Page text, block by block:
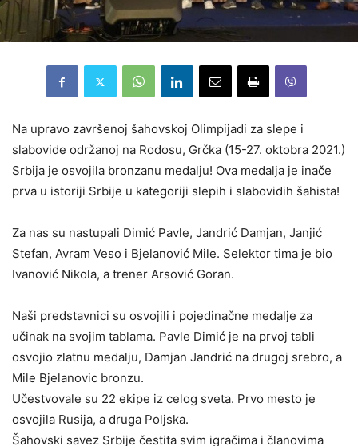
Na upravo završenoj šahovskoj Olimpijadi za slepe i
slabovide održanoj na Rodosu, Grčka (15-27. oktobra 2021.)
Srbija je osvojila bronzanu medalju! Ova medalja je inače
prva u istoriji Srbije u kategoriji slepih i slabovidih šahista!
Za nas su nastupali Dimić Pavle, Jandrić Damjan, Janjić
Stefan, Avram Veso i Bjelanović Mile. Selektor tima je bio
Ivanović Nikola, a trener Arsović Goran.
Naši predstavnici su osvojili i pojedinačne medalje za
učinak na svojim tablama. Pavle Dimić je na prvoj tabli
osvojio zlatnu medalju, Damjan Jandrić na drugoj srebro, a
Mile Bjelanovic bronzu.
Učestvovale su 22 ekipe iz celog sveta. Prvo mesto je
osvojila Rusija, a druga Poljska.
Šahovski savez Srbije čestita svim igračima i članovima